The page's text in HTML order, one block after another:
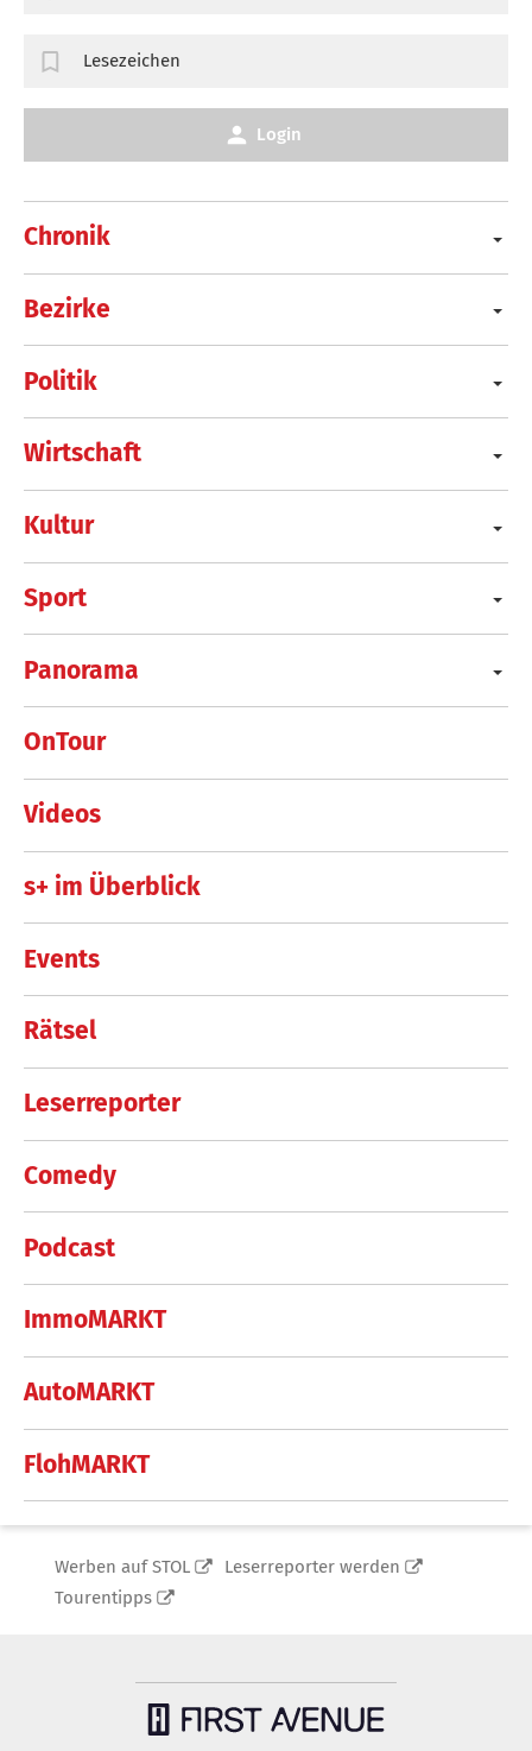
Chronik
Bezirke
Politik
Wirtschaft
Kultur
Sport
Panorama
OnTour
Videos
s+ im Überblick
Events
Rätsel
Leserreporter
Comedy
Podcast
ImmoMARKT
AutoMARKT
FlohMARKT
Lesezeichen
Login
Werben auf STOL
Leserreporter werden
Tourentipps